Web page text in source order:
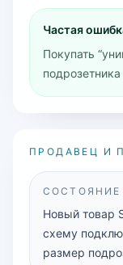
Частая
Покупать
ПРОДАВЕЦ И
Новый товар
схему
размер